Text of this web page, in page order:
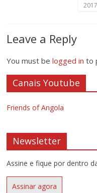
2017
Leave a Reply
You must belogged in to
Canais Youtube
Friends of Angola
Newsletter
Assine e fique por dentro
Assinar agora